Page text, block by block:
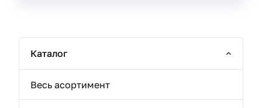
Каталог
Весь асортимент